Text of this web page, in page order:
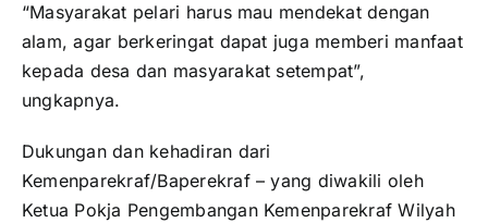
“Masyarakat pelari harus mau mendekat dengan
alam, agar berkeringat dapat juga memberi manfaat
kepada desa dan masyarakat setempat”,
ungkapnya.
Dukungan dan kehadiran dari
Kemenparekraf/Baperekraf – yang diwakili oleh
Ketua Pokja Pengembangan Kemenparekraf Wilyah